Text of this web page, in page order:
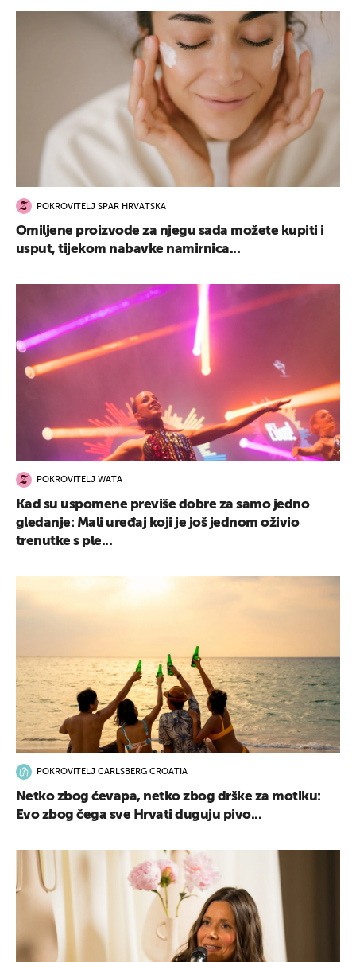
POKROVITELJ SPAR HRVATSKA
Omiljene proizvode za njegu sada možete kupiti i
usput, tijekom nabavke namirnica...
POKROVITELJ WATA
Kad su uspomene previše dobre za samo jedno
gledanje: Mali uređaj koji je još jednom oživio
trenutke s ple...
POKROVITELJ CARLSBERG CROATIA
Netko zbog ćevapa, netko zbog drške za motiku:
Evo zbog čega sve Hrvati duguju pivo...